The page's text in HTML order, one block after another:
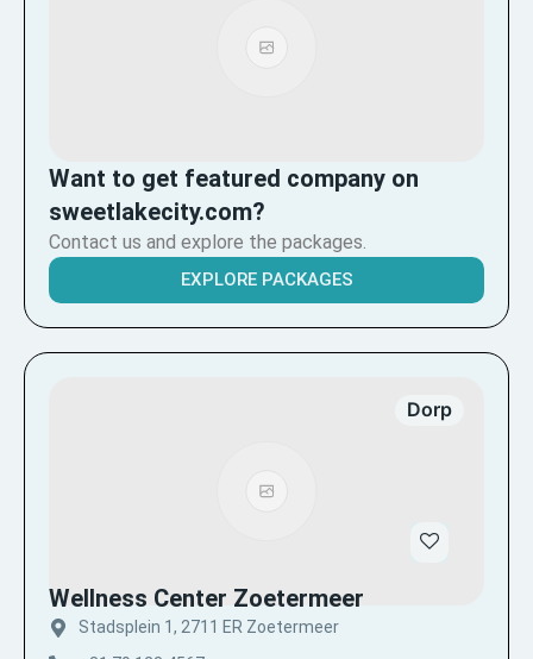
Want to get featured company on
sweetlakecity.com?
Contact us and explore the packages.
EXPLORE PACKAGES
Dorp
Wellness Center Zoetermeer
Stadsplein 1, 2711 ER Zoetermeer